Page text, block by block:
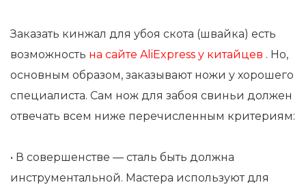
Заказать кинжал для убоя скота (швайка) есть
возможность на сайте AliExpress у китайцев . Но,
основным образом, заказывают ножи у хорошего
специалиста. Сам нож для забоя свиньи должен
отвечать всем ниже перечисленным критериям:
• В совершенстве — сталь быть должна
инструментальной. Мастера используют для